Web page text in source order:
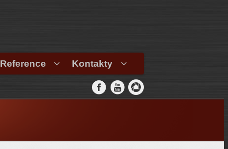
Reference Kontakty